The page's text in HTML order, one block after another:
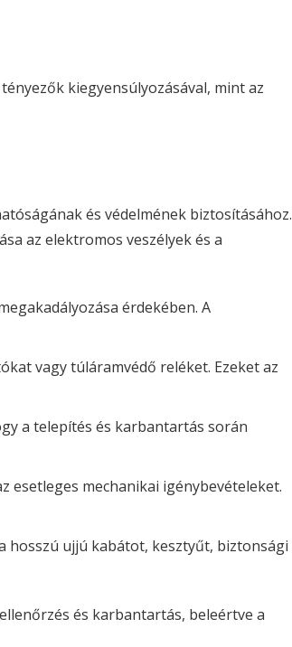
kiegyensúlyozásával, mint az
és védelmének biztosításához.
az elektromos veszélyek és a
érdekében. A
vagy túláramvédő reléket. Ezeket az
a telepítés és karbantartás során
mechanikai igénybevételeket.
hosszú ujjú kabátot, kesztyűt, biztonsági
és karbantartás, beleértve a